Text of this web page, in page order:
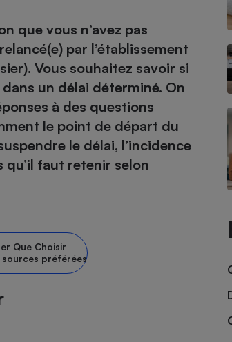
que vous n’avez pas
par l’établissement
Vous souhaitez savoir si
un délai déterminé. On
à des questions
le point de départ du
le délai, l’incidence
faut retenir selon
Que Choisir
sources préférées
courts et
locale
en ligne
haute
d’opticiens
- Pompes
- Produit
bébé